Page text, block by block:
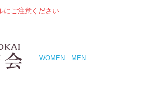
にご注意ください
WOMEN MEN